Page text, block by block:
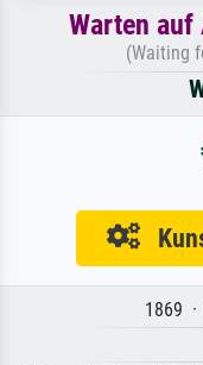
Warten auf
(Waiting
1869